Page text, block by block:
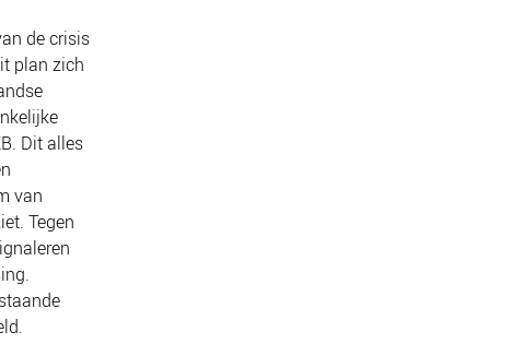
de crisis
plan zich
Dit alles
van
Tegen